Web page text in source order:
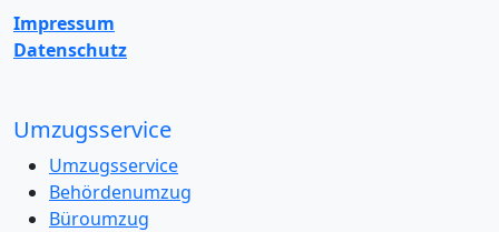
Impressum
Datenschutz
Umzugsservice
Umzugsservice
Behördenumzug
Büroumzug